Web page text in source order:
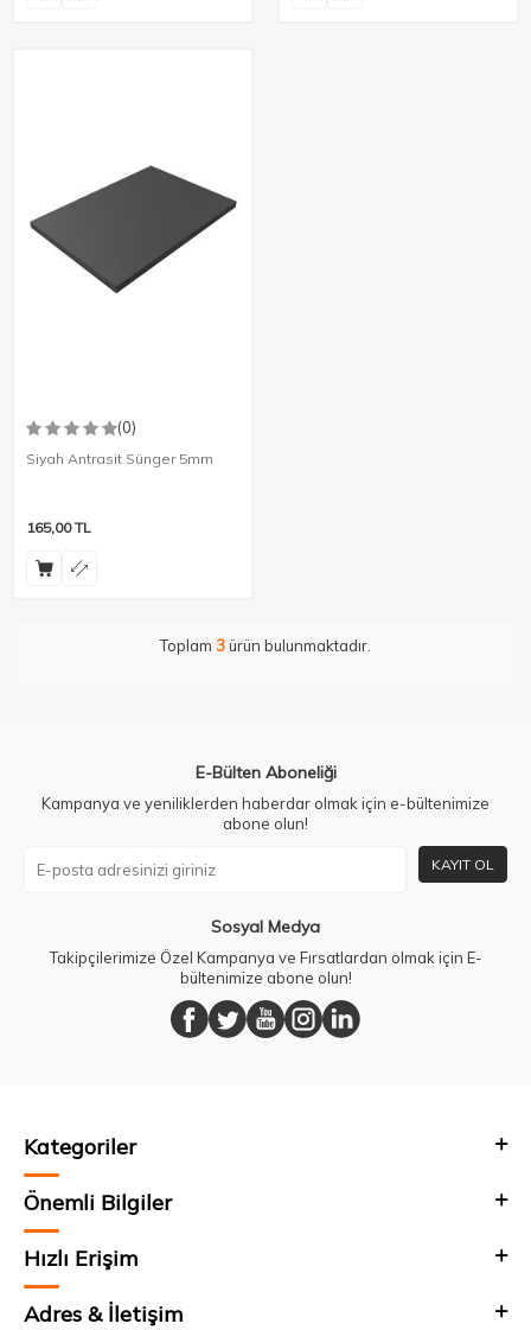
(0)
Siyah Antrasit Sünger 5mm
165,00TL
Toplam 3ürün bulunmaktadır.
E-Bülten Aboneliği
Kampanya ve yeniliklerden haberdar olmak için e-bültenimize
abone olun!
KAYIT OL
Sosyal Medya
Takipçilerimize Özel Kampanya ve Fırsatlardan olmak için E-
bültenimize abone olun!
Kategoriler
Önemli Bilgiler
Hızlı Erişim
Adres & İletişim